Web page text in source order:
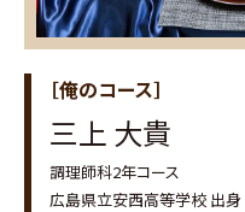
［俺のコース］
三上 大貴
調理師科2年コース
広島県立安西高等学校 出身